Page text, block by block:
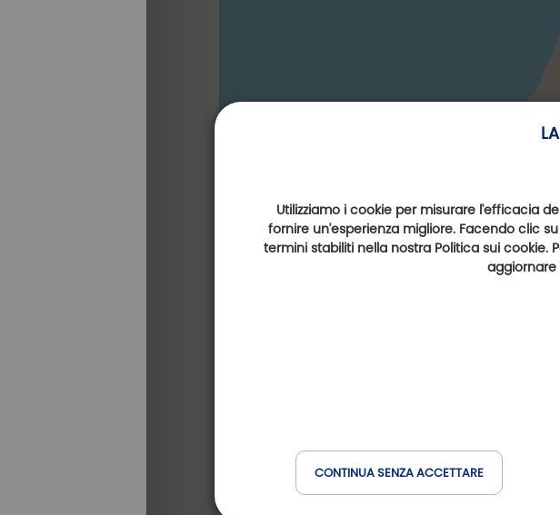
Utilizziamo i cookie per misurare l'efficacia
fornire un'esperienza migliore. Facendo clic
termini stabiliti nella nostra Politica sui
aggiornare
CONTINUA SENZA ACCETTARE